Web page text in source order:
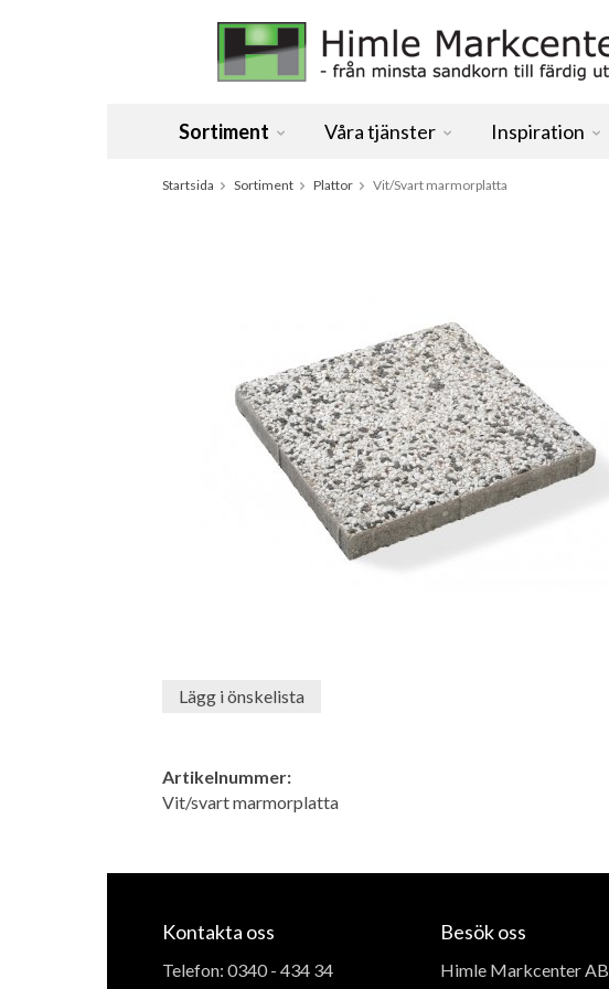
Sortiment Våra tjänster Inspiration
Startsida Sortiment Plattor Vit/Svart marmorplatta
Lägg i önskelista
Artikelnummer:
Vit/svart marmorplatta
Kontakta oss
Telefon: 0340 - 434 34
Besök oss
Himle Markcenter AB